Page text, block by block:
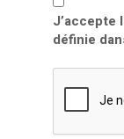
J’accepte
définie